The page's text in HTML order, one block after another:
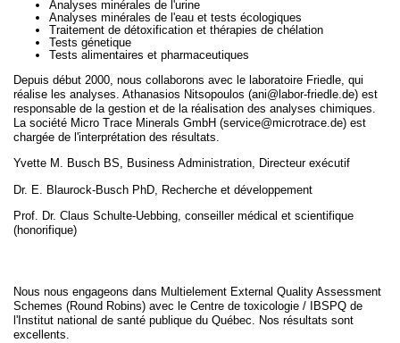
Analyses minérales de l'urine
Analyses minérales de l'eau et tests écologiques
Traitement de détoxification et thérapies de chélation
Tests génetique
Tests alimentaires et pharmaceutiques
Depuis début 2000, nous collaborons avec le laboratoire Friedle, qui
réalise les analyses. Athanasios Nitsopoulos (ani@labor-friedle.de) est
responsable de la gestion et de la réalisation des analyses chimiques.
La société Micro Trace Minerals GmbH (service@microtrace.de) est
chargée de l'interprétation des résultats.
Yvette M. Busch BS, Business Administration, Directeur exécutif
Dr. E. Blaurock-Busch PhD, Recherche et développement
Prof. Dr. Claus Schulte-Uebbing, conseiller médical et scientifique
(honorifique)
Nous nous engageons dans Multielement External Quality Assessment
Schemes (Round Robins) avec le Centre de toxicologie / IBSPQ de
l'Institut national de santé publique du Québec. Nos résultats sont
excellents.